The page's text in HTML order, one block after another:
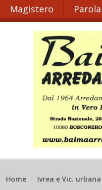
Magistero
Home Ivrea e Vic. urbana